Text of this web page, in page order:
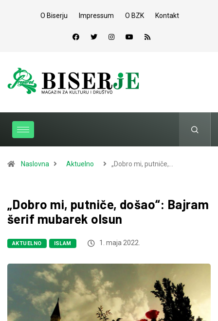
O Biserju Impressum O BZK Kontakt
Naslovna Aktuelno „Dobro mi, putniče,…
„Dobro mi, putniče, došao“: Bajram
šerif mubarek olsun
AKTUELNO ISLAM 1. maja 2022.